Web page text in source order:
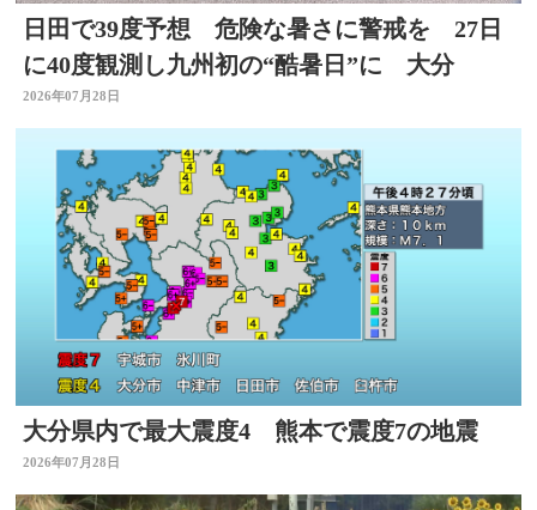
日田で39度予想 危険な暑さに警戒を 27日
に40度観測し九州初の“酷暑日”に 大分
2026年07月28日
大分県内で最大震度4 熊本で震度7の地震
2026年07月28日